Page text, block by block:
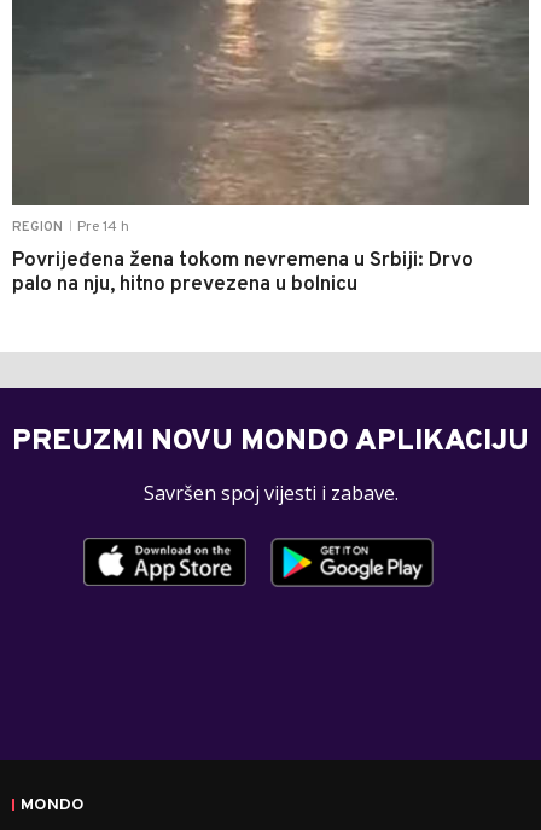
REGION Pre 14 h
Povrijeđena žena tokom nevremena u Srbiji: Drvo
palo na nju, hitno prevezena u bolnicu
PREUZMI NOVU MONDO APLIKACIJU
Savršen spoj vijesti i zabave.
MONDO